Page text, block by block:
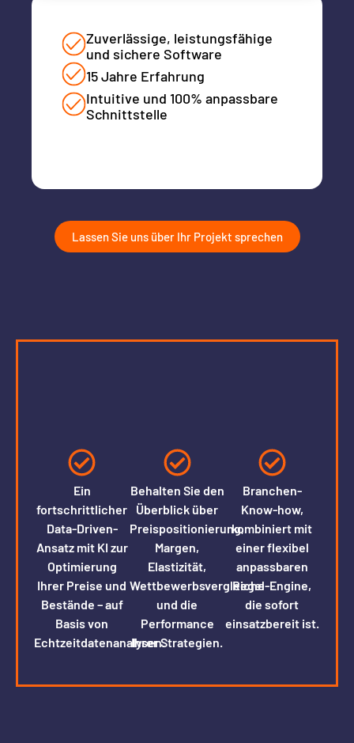
Zuverlässige, leistungsfähige
und sichere Software
15 Jahre Erfahrung
Intuitive und 100% anpassbare
Schnittstelle
Lassen Sie uns über Ihr Projekt sprechen
Ein
fortschrittlicher
Data-Driven-
Ansatz mit KI zur
Optimierung
Ihrer Preise und
Bestände – auf
Basis von
Echtzeitdatenanalysen.
Behalten Sie den
Überblick über
Preispositionierung,
Margen,
Elastizität,
Wettbewerbsvergleiche
und die
Performance
Ihrer Strategien.
Branchen-
Know-how,
kombiniert mit
einer flexibel
anpassbaren
Regel-Engine,
die sofort
einsatzbereit ist.